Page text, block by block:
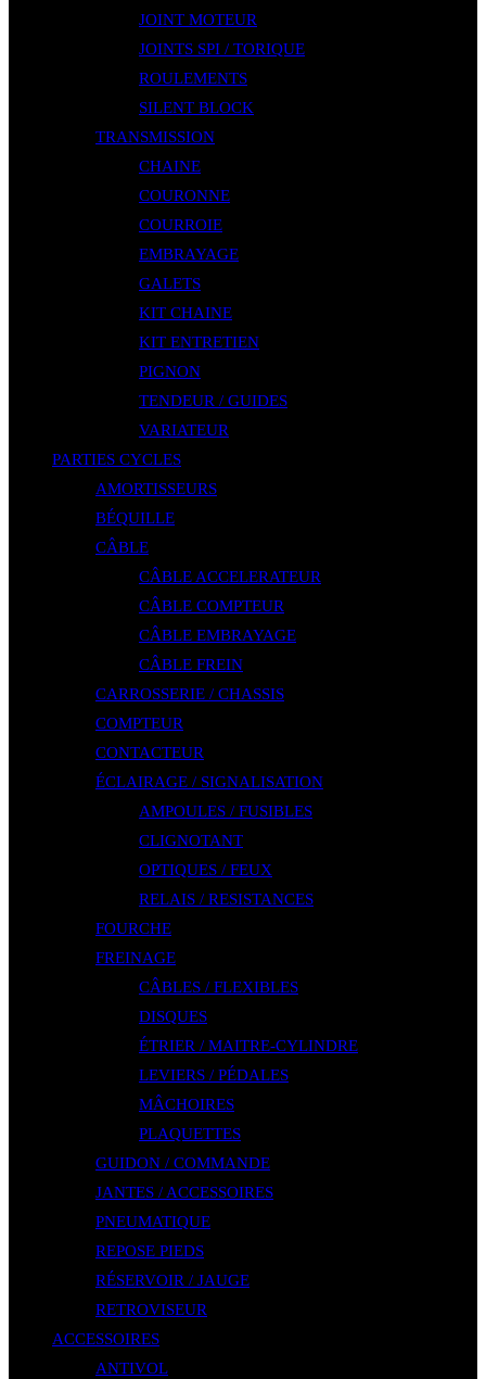
JOINT MOTEUR
JOINTS SPI / TORIQUE
ROULEMENTS
SILENT BLOCK
TRANSMISSION
CHAINE
COURONNE
COURROIE
EMBRAYAGE
GALETS
KIT CHAINE
KIT ENTRETIEN
PIGNON
TENDEUR / GUIDES
VARIATEUR
PARTIES CYCLES
AMORTISSEURS
BÉQUILLE
CÂBLE
CÂBLE ACCELERATEUR
CÂBLE COMPTEUR
CÂBLE EMBRAYAGE
CÂBLE FREIN
CARROSSERIE / CHASSIS
COMPTEUR
CONTACTEUR
ÉCLAIRAGE / SIGNALISATION
AMPOULES / FUSIBLES
CLIGNOTANT
OPTIQUES / FEUX
RELAIS / RESISTANCES
FOURCHE
FREINAGE
CÂBLES / FLEXIBLES
DISQUES
ÉTRIER / MAITRE-CYLINDRE
LEVIERS / PÉDALES
MÂCHOIRES
PLAQUETTES
GUIDON / COMMANDE
JANTES / ACCESSOIRES
PNEUMATIQUE
REPOSE PIEDS
RÉSERVOIR / JAUGE
RETROVISEUR
ACCESSOIRES
ANTIVOL